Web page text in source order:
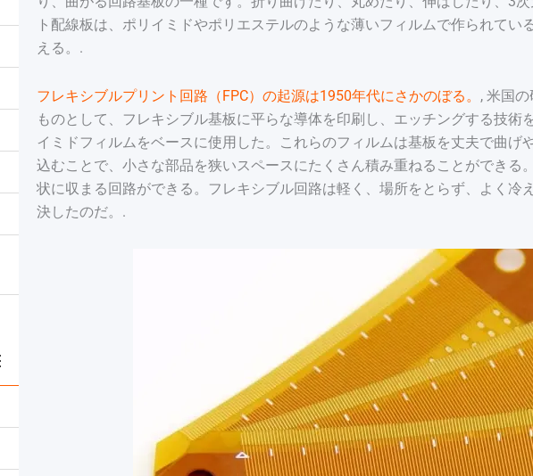
ト配線板は、ポリイミドやポリエステルのような薄いフィルムで作られて
える。.
フレキシブルプリント回路（FPC）の起源は1950年代にさかのぼる。 , 米国
ものとして、フレキシブル基板に平らな導体を印刷し、エッチングする技術
イミドフィルムをベースに使用した。これらのフィルムは基板を丈夫で曲げ
込むことで、小さな部品を狭いスペースにたくさん積み重ねることができる
状に収まる回路ができる。フレキシブル回路は軽く、場所をとらず、よく
決したのだ。.